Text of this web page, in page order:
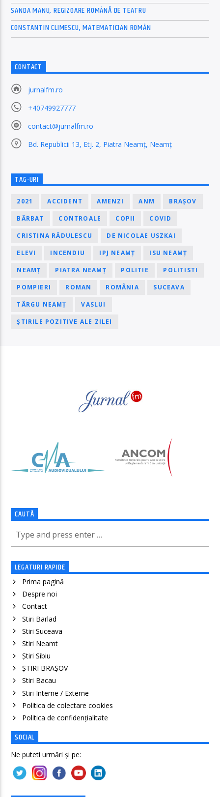
SANDA MANU, REGIZOARE ROMÂNĂ DE TEATRU
CONSTANTIN CLIMESCU, MATEMATICIAN ROMÂN
CONTACT
jurnalfm.ro
+40749927777
contact@jurnalfm.ro
Bd. Republicii 13, Etj. 2, Piatra Neamț, Neamț
TAG-URI
2021 ACCIDENT AMENZI ANM BRAȘOV
BĂRBAT CONTROALE COPII COVID
CRISTINA RĂDULESCU DE NICOLAE USZKAI
ELEVI INCENDIU IPJ NEAMȚ ISU NEAMȚ
NEAMȚ PIATRA NEAMȚ POLITIE POLITISTI
POMPIERI ROMAN ROMÂNIA SUCEAVA
TÂRGU NEAMȚ VASLUI
ȘTIRILE POZITIVE ALE ZILEI
CAUTĂ
LEGATURI RAPIDE
Prima pagină
Despre noi
Contact
Stiri Barlad
Stiri Suceava
Stiri Neamt
Știri Sibiu
ȘTIRI BRAȘOV
Stiri Bacau
Stiri Interne / Externe
Politica de colectare cookies
Politica de confidenţialitate
SOCIAL
Ne puteti urmări și pe: